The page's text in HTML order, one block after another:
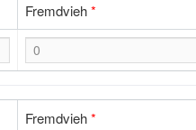
Fremdvieh*
Fremdvieh*